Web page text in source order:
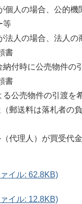
個人の場合、公的
等
法人の場合、法人の
書
納付時に公売物件の
書
る公売物件の引渡を
郵送料は落札者の
代理人）が買受代
イル: 62.8KB)
イル: 12.8KB)